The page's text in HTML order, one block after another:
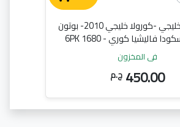
سير يارس خليجي -كورولا خليجي 2010- بوتون
في المخزون
450.00 ج.م